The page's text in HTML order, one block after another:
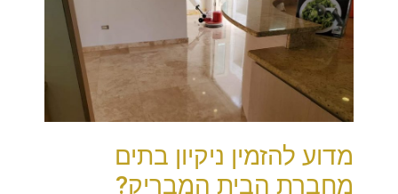
מדוע להזמין ניקיון בתים
מחברת הבית המבריק?